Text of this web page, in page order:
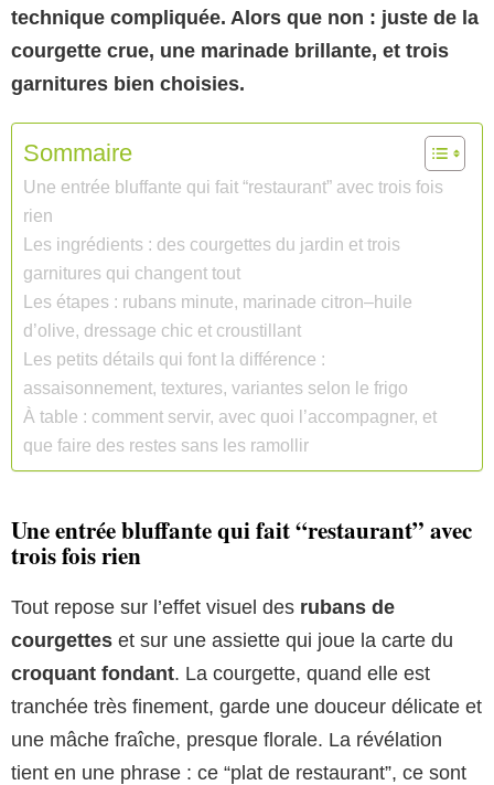
technique compliquée. Alors que non : juste de la
courgette crue, une marinade brillante, et trois
garnitures bien choisies.
Sommaire
Une entrée bluffante qui fait “restaurant” avec trois fois
rien
Les ingrédients : des courgettes du jardin et trois
garnitures qui changent tout
Les étapes : rubans minute, marinade citron–huile
d’olive, dressage chic et croustillant
Les petits détails qui font la différence :
assaisonnement, textures, variantes selon le frigo
À table : comment servir, avec quoi l’accompagner, et
que faire des restes sans les ramollir
Une entrée bluffante qui fait “restaurant” avec
trois fois rien
Tout repose sur l’effet visuel des rubans de
courgettes et sur une assiette qui joue la carte du
croquant fondant. La courgette, quand elle est
tranchée très finement, garde une douceur délicate et
une mâche fraîche, presque florale. La révélation
tient en une phrase : ce “plat de restaurant”, ce sont